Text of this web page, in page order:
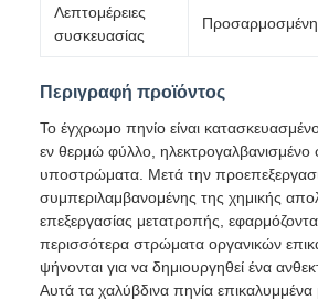
Λεπτομέρειες
συσκευασίας
Περιγραφή προϊόντος
Το έγχρωμο πηνίο είναι
εν θερμώ φύλλο,
υποστρώματα. Μετά την
συμπεριλαμβανομένης της χημικής
επεξεργασίας μετατροπής,
περισσότερα στρώματα οργανικών
ψήνονται για να δημιουργηθεί ένα
Αυτά τα χαλύβδινα πηνία επικαλυμμένα